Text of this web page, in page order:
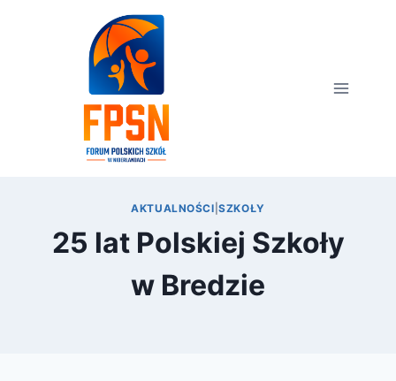
AKTUALNOŚCI |SZKOŁY
25 lat Polskiej Szkoły
w Bredzie